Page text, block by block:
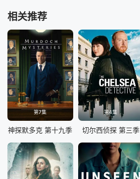
相关推荐
第7集
神探默多克 第十九季
第4集
切尔西侦探 第三季